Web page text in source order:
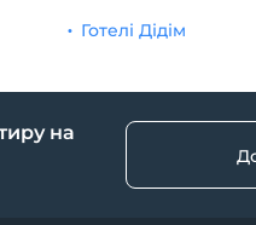
Готелі Дідім
на